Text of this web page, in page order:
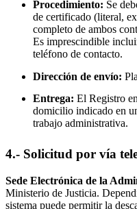
Procedimiento: Se
de certificado (literal,
completo de ambos
Es imprescindible
teléfono de contacto.
Dirección de envío:
Entrega: El Registro
domicilio indicado en
trabajo administrativa.
4.- Solicitud por vía
Sede Electrónica de la
Ministerio de Justicia.
sistema puede permitir la